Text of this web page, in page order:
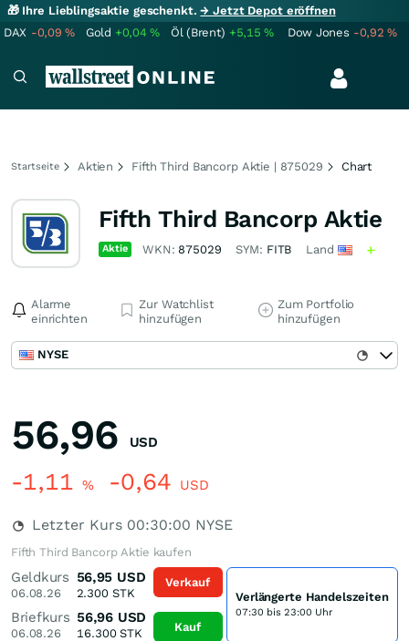
🎁 Ihre Lieblingsaktie geschenkt.→ Jetzt Depot eröffnen
DAX -0,09% Gold +0,04% Öl (Brent) +5,15% Dow Jones -0,92%
Startseite Aktien Fifth Third Bancorp Aktie | 875029 Chart
Fifth Third Bancorp Aktie
Aktie WKN: 875029 SYM: FITB Land
Alarme
einrichten
Zur Watchlist
hinzufügen
Zum Portfolio
hinzufügen
NYSE
56,96 USD
-1,11 % -0,64 USD
Letzter Kurs 00:30:00 NYSE
Fifth Third Bancorp Aktie kaufen
Geldkurs
06.08.26
56,95 USD
2.300STK
Briefkurs
06.08.26
56,96 USD
16.300STK
Verkauf
Kauf
Verlängerte Handelszeiten
07:30 bis 23:00 Uhr